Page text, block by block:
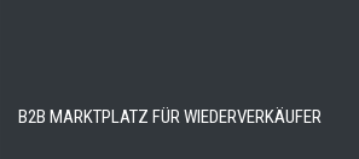
B2B MARKTPLATZ FÜR WIEDERVERKÄUFER